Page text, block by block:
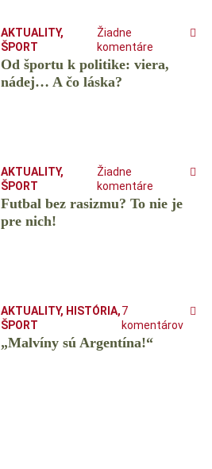
AKTUALITY,
ŠPORT
Žiadne
komentáre
Od športu k politike: viera,
nádej… A čo láska?
AKTUALITY,
ŠPORT
Žiadne
komentáre
Futbal bez rasizmu? To nie je
pre nich!
AKTUALITY, HISTÓRIA,
ŠPORT
7
komentárov
„Malvíny sú Argentína!“